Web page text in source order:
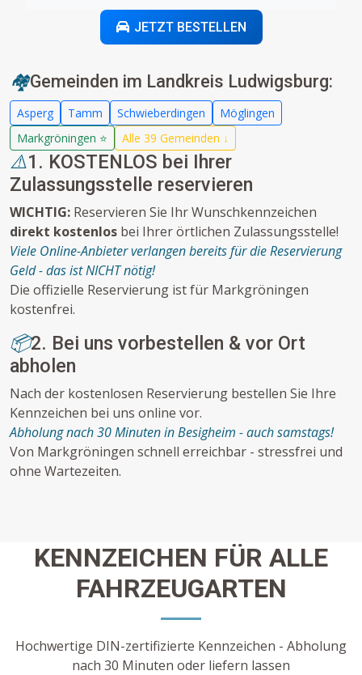
JETZT BESTELLEN
🏘️Gemeinden im Landkreis Ludwigsburg:
Asperg Tamm Schwieberdingen
Möglingen
Markgröningen ⭐
Alle 39 Gemeinden ↓
⚠️1. KOSTENLOS bei Ihrer
Zulassungsstelle reservieren
WICHTIG: Reservieren Sie Ihr Wunschkennzeichen
direkt kostenlos bei Ihrer örtlichen Zulassungsstelle!
Viele Online-Anbieter verlangen bereits für die Reservierung
Geld - das ist NICHT nötig!
Die offizielle Reservierung ist für Markgröningen
kostenfrei.
📦2. Bei uns vorbestellen & vor Ort
abholen
Nach der kostenlosen Reservierung bestellen Sie Ihre
Kennzeichen bei uns online vor.
Abholung nach 30 Minuten in Besigheim - auch samstags!
Von Markgröningen schnell erreichbar - stressfrei und
ohne Wartezeiten.
KENNZEICHEN FÜR ALLE
FAHRZEUGARTEN
Hochwertige DIN-zertifizierte Kennzeichen - Abholung
nach 30 Minuten oder liefern lassen